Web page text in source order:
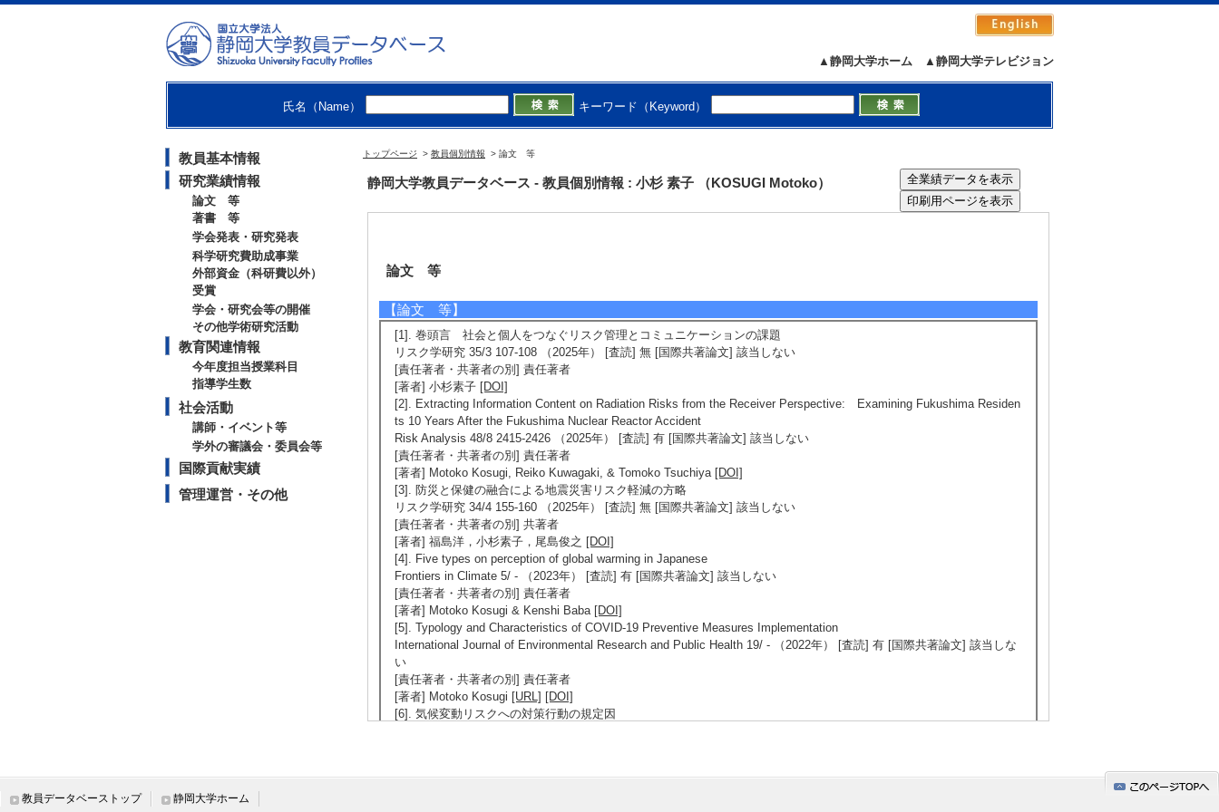
▲静岡大学テレビジョン
▲静岡大学ホーム
氏名（Name） キーワード（Keyword）
教員基本情報
研究業績情報
論文 等
著書 等
学会発表・研究発表
科学研究費助成事業
外部資金（科研費以外）
受賞
学会・研究会等の開催
その他学術研究活動
教育関連情報
今年度担当授業科目
指導学生数
社会活動
講師・イベント等
学外の審議会・委員会等
国際貢献実績
管理運営・その他
トップページ > 教員個別情報 > 論文 等
静岡大学教員データベース - 教員個別情報 : 小杉 素子 （KOSUGI Motoko）
論文 等
【論文 等】
[1]. 巻頭言 社会と個人をつなぐリスク管理とコミュニケーションの課題
リスク学研究 35/3 107-108 （2025年） [査読] 無 [国際共著論文] 該当しない
[責任著者・共著者の別] 責任著者
[著者] 小杉素子 [DOI]
[2]. Extracting Information Content on Radiation Risks from the Receiver Perspective: Examining Fukushima Residen
ts 10 Years After the Fukushima Nuclear Reactor Accident
Risk Analysis 48/8 2415-2426 （2025年） [査読] 有 [国際共著論文] 該当しない
[責任著者・共著者の別] 責任著者
[著者] Motoko Kosugi, Reiko Kuwagaki, & Tomoko Tsuchiya [DOI]
[3]. 防災と保健の融合による地震災害リスク軽減の方略
リスク学研究 34/4 155-160 （2025年） [査読] 無 [国際共著論文] 該当しない
[責任著者・共著者の別] 共著者
[著者] 福島洋，小杉素子，尾島俊之 [DOI]
[4]. Five types on perception of global warming in Japanese
Frontiers in Climate 5/ - （2023年） [査読] 有 [国際共著論文] 該当しない
[責任著者・共著者の別] 責任著者
[著者] Motoko Kosugi & Kenshi Baba [DOI]
[5]. Typology and Characteristics of COVID-19 Preventive Measures Implementation
International Journal of Environmental Research and Public Health 19/ - （2022年） [査読] 有 [国際共著論文] 該当しな
い
[責任著者・共著者の別] 責任著者
[著者] Motoko Kosugi [URL] [DOI]
[6]. 気候変動リスクへの対策行動の規定因
教員データベーストップ 静岡大学ホーム